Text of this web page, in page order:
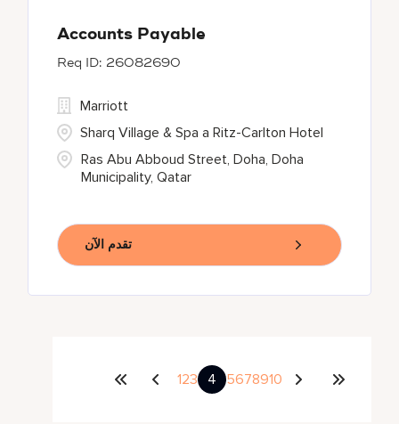
Accounts Payable
26082690
Ras Abu Abboud Street, Doha, Doha
Municipality, Qatar
Marriott
Sharq Village & Spa a Ritz-Carlton Hotel
تقدم الآن
123 4 5678910